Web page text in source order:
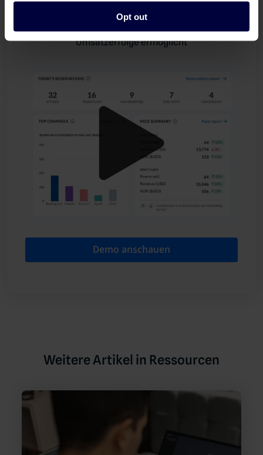
Opt out
Sehen Sie wie SiteMinder Hotels unschlagbare
Umsatzerfolge ermöglicht
Demo anschauen
Weitere Artikel in Ressourcen